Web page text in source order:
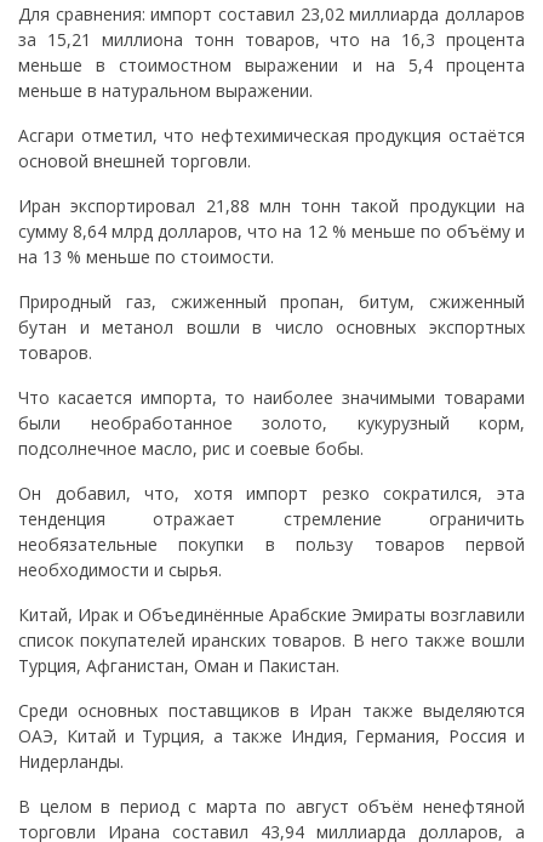
Для сравнения: импорт составил 23,02 миллиарда долларов
за 15,21 миллиона тонн товаров, что на 16,3 процента
меньше в стоимостном выражении и на 5,4 процента
меньше в натуральном выражении.
Асгари отметил, что нефтехимическая продукция остаётся
основой внешней торговли.
Иран экспортировал 21,88 млн тонн такой продукции на
сумму 8,64 млрд долларов, что на 12 % меньше по объёму и
на 13 % меньше по стоимости.
Природный газ, сжиженный пропан, битум, сжиженный
бутан и метанол вошли в число основных экспортных
товаров.
Что касается импорта, то наиболее значимыми товарами
были необработанное золото, кукурузный корм,
подсолнечное масло, рис и соевые бобы.
Он добавил, что, хотя импорт резко сократился, эта
тенденция отражает стремление ограничить
необязательные покупки в пользу товаров первой
необходимости и сырья.
Китай, Ирак и Объединённые Арабские Эмираты возглавили
список покупателей иранских товаров. В него также вошли
Турция, Афганистан, Оман и Пакистан.
Среди основных поставщиков в Иран также выделяются
ОАЭ, Китай и Турция, а также Индия, Германия, Россия и
Нидерланды.
В целом в период с марта по август объём ненефтяной
торговли Ирана составил 43,94 миллиарда долларов, а